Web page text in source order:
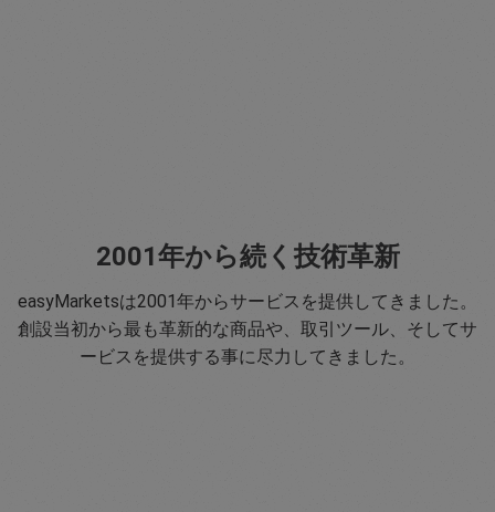
2001年から続く技術革新
easyMarketsは2001年からサービスを提供してきました。
創設当初から最も革新的な商品や、取引ツール、そしてサ
ービスを提供する事に尽力してきました。